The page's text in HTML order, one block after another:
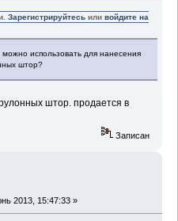
Зарегистрируйтесь иливойдите на
использовать для нанесения
штор?
штор. продается в
Записан
2013, 15:47:33 »